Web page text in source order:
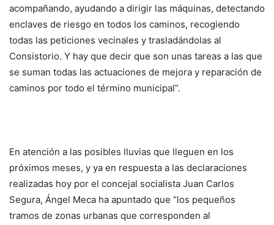
acompañando, ayudando a dirigir las máquinas, detectando
enclaves de riesgo en todos los caminos, recogiendo
todas las peticiones vecinales y trasladándolas al
Consistorio. Y hay que decir que son unas tareas a las que
se suman todas las actuaciones de mejora y reparación de
caminos por todo el término municipal”.
En atención a las posibles lluvias que lleguen en los
próximos meses, y ya en respuesta a las declaraciones
realizadas hoy por el concejal socialista Juan Carlos
Segura, Ángel Meca ha apuntado que “los pequeños
tramos de zonas urbanas que corresponden al